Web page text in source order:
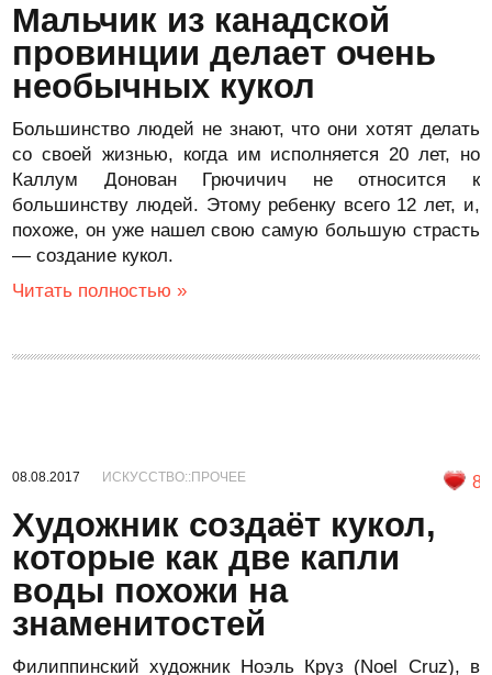
Мальчик из канадской
провинции делает очень
необычных кукол
Большинство людей не знают, что они хотят делать
со своей жизнью, когда им исполняется 20 лет, но
Каллум Донован Грючичич не относится к
большинству людей. Этому ребенку всего 12 лет, и,
похоже, он уже нашел свою самую большую страсть
— создание кукол.
Читать полностью »
08.08.2017 ИСКУССТВО::ПРОЧЕЕ 8
Художник создаёт кукол,
которые как две капли
воды похожи на
знаменитостей
Филиппинский художник Ноэль Круз (Noel Cruz), в